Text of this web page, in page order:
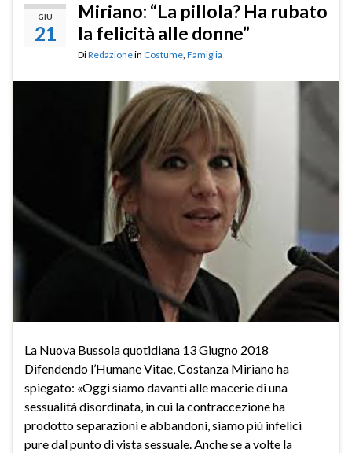
GIU
21
Miriano: “La pillola? Ha rubato
la felicità alle donne”
DiRedazionein Costume Famiglia
La Nuova Bussola quotidiana 13 Giugno 2018
Difendendo l’Humane Vitae, Costanza Miriano ha
spiegato: «Oggi siamo davanti alle macerie di una
sessualità disordinata, in cui la contraccezione ha
prodotto separazioni e abbandoni, siamo più infelici
pure dal punto di vista sessuale. Anche se a volte la